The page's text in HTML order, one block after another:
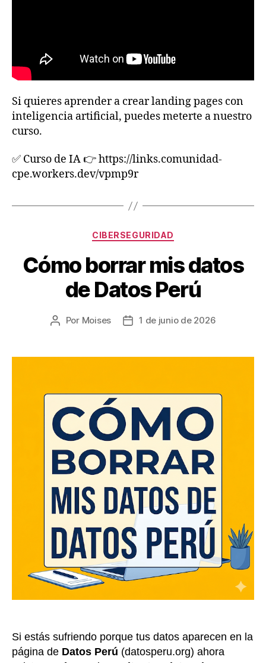
Si quieres aprender a crear landing pages con
inteligencia artificial, puedes meterte a nuestro
curso.
✅ Curso de IA 👉 https://links.comunidad-
cpe.workers.dev/vpmp9r
Categorías
CIBERSEGURIDAD
Cómo borrar mis datos
de Datos Perú
Autor
entrada
Por Moises
Fecha
entrada
1 de junio de 2026
Si estás sufriendo porque tus datos aparecen en la
página de Datos Perú (datosperu.org) ahora